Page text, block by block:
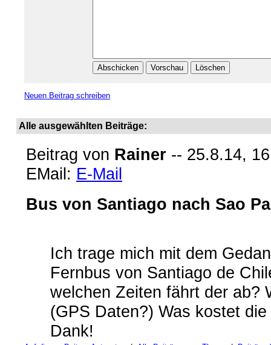
Neuen Beitrag schreiben
Alle ausgewählten Beiträge:
Beitrag von Rainer -- 25.8.14,
EMail: E-Mail
Bus von Santiago nach Sao
Ich trage mich mit dem
Fernbus von Santiago de
welchen Zeiten fährt der ab?
(GPS Daten?) Was kostet
Dank!